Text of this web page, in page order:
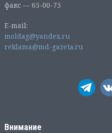
факс — 65-00-75
E-mail:
moldag@yandex.ru
reklama@md-gazeta.ru
Внимание